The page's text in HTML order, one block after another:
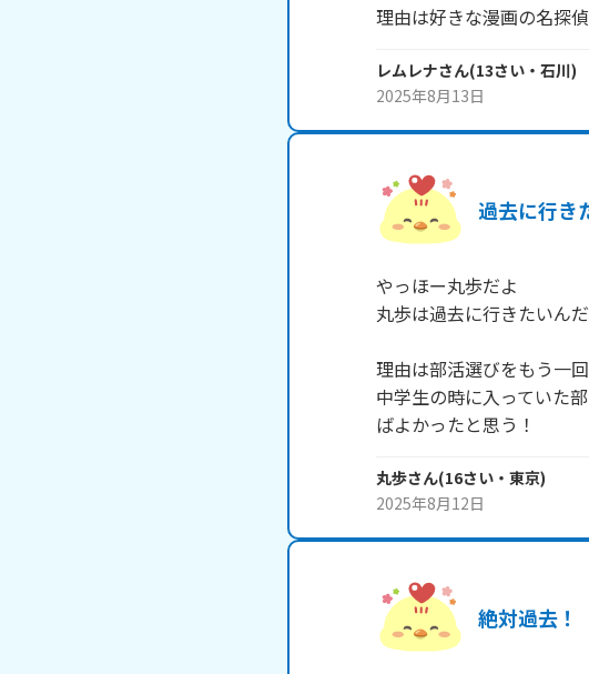
理由は好きな漫画の名探
レムレナさん(13さい・ 石川)
2025年8月13日
過去に行き
やっほー丸歩だよ
丸歩は過去に行きたいんだ
理由は部活選びをもう一
中学生の時に入っていた
ばよかったと思う！
丸歩さん(16さい・ 東京)
2025年8月12日
絶対過去！